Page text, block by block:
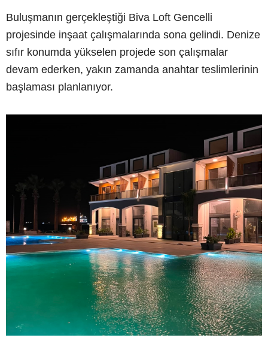
Buluşmanın gerçekleştiği Biva Loft Gencelli
projesinde inşaat çalışmalarında sona gelindi. Denize
sıfır konumda yükselen projede son çalışmalar
devam ederken, yakın zamanda anahtar teslimlerinin
başlaması planlanıyor.